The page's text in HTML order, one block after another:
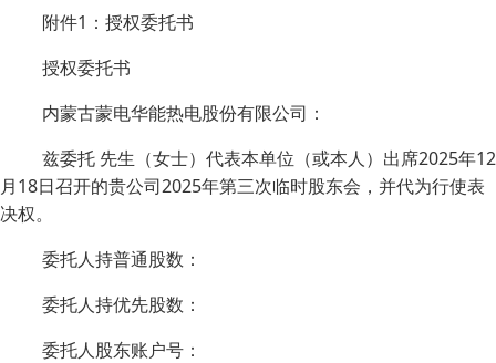
附件1：授权委托书
授权委托书
内蒙古蒙电华能热电股份有限公司：
兹委托 先生（女士）代表本单位（或本人）出席2025年12
月18日召开的贵公司2025年第三次临时股东会，并代为行使表
决权。
委托人持普通股数：
委托人持优先股数：
委托人股东账户号：